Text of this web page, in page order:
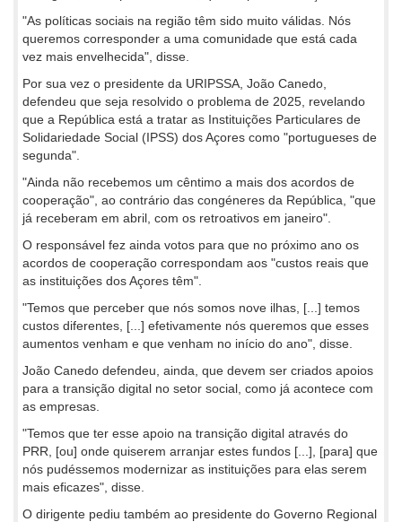
"As políticas sociais na região têm sido muito válidas. Nós
queremos corresponder a uma comunidade que está cada
vez mais envelhecida", disse.
Por sua vez o presidente da URIPSSA, João Canedo,
defendeu que seja resolvido o problema de 2025, revelando
que a República está a tratar as Instituições Particulares de
Solidariedade Social (IPSS) dos Açores como "portugueses de
segunda".
"Ainda não recebemos um cêntimo a mais dos acordos de
cooperação", ao contrário das congéneres da República, "que
já receberam em abril, com os retroativos em janeiro".
O responsável fez ainda votos para que no próximo ano os
acordos de cooperação correspondam aos "custos reais que
as instituições dos Açores têm".
"Temos que perceber que nós somos nove ilhas, [...] temos
custos diferentes, [...] efetivamente nós queremos que esses
aumentos venham e que venham no início do ano", disse.
João Canedo defendeu, ainda, que devem ser criados apoios
para a transição digital no setor social, como já acontece com
as empresas.
"Temos que ter esse apoio na transição digital através do
PRR, [ou] onde quiserem arranjar estes fundos [...], [para] que
nós pudéssemos modernizar as instituições para elas serem
mais eficazes", disse.
O dirigente pediu também ao presidente do Governo Regional